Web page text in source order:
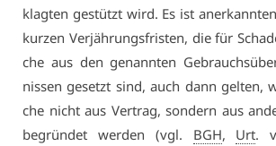
klag­ten ge­stützt wird. Es ist
kur­zen Ver­jäh­rungs­fris­ten, die für
che aus den ge­nann­ten
nis­sen ge­setzt sind, auch dann gel­ten,
che nicht aus Ver­trag, son­dern aus
be­grün­det wer­den (vgl. BGH, Urt.